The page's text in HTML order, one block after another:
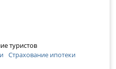
туристов
Страхование ипотеки